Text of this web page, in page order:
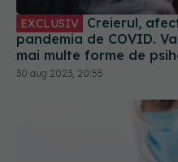
EXCLUSIV
pandemia de COVID.
mai multe forme de
accelerare a unor
30 aug 2023, 20:55